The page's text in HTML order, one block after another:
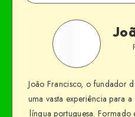
João Francisco, o fundador
uma vasta experiência para
língua portuguesa.